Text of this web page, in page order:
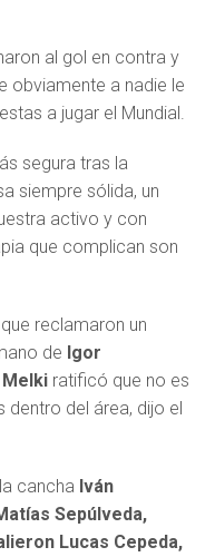
al gol en contra y
obviamente a nadie le
a jugar el Mundial.
segura tras la
siempre sólida, un
activo y con
que complican son
reclamaron un
de Igor
ratificó que no es
del área, dijo el
cancha Iván
Sepúlveda,
Lucas Cepeda,